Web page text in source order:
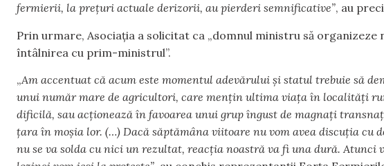
fermierii, la prețuri actuale derizorii, au pierderi semnificative”, au
Prin urmare, Asociația a solicitat ca „domnul ministru să organizeze
întâlnirea cu prim-ministrul”.
„Am accentuat că acum este momentul adevărului și statul trebuie să
unui număr mare de agricultori, care mențin ultima viața în localități
dificilă, sau acționează în favoarea unui grup îngust de magnați
țara în moșia lor. (…) Dacă săptămâna viitoare nu vom avea discuția
nu se va solda cu nici un rezultat, reacția noastră va fi una dură. Atunci